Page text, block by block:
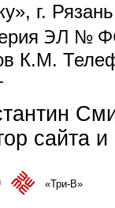
г.
ЭЛ №
К.М.
сайта
is external)«Три-В»